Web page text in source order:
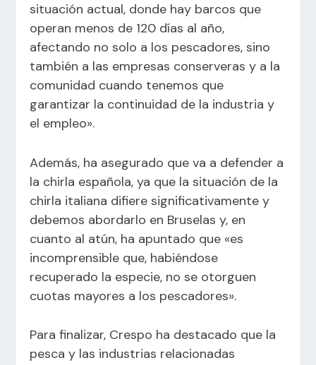
situación actual, donde hay barcos que
operan menos de 120 días al año,
afectando no solo a los pescadores, sino
también a las empresas conserveras y a la
comunidad cuando tenemos que
garantizar la continuidad de la industria y
el empleo».
Además, ha asegurado que va a defender a
la chirla española, ya que la situación de la
chirla italiana difiere significativamente y
debemos abordarlo en Bruselas y, en
cuanto al atún, ha apuntado que «es
incomprensible que, habiéndose
recuperado la especie, no se otorguen
cuotas mayores a los pescadores».
Para finalizar, Crespo ha destacado que la
pesca y las industrias relacionadas